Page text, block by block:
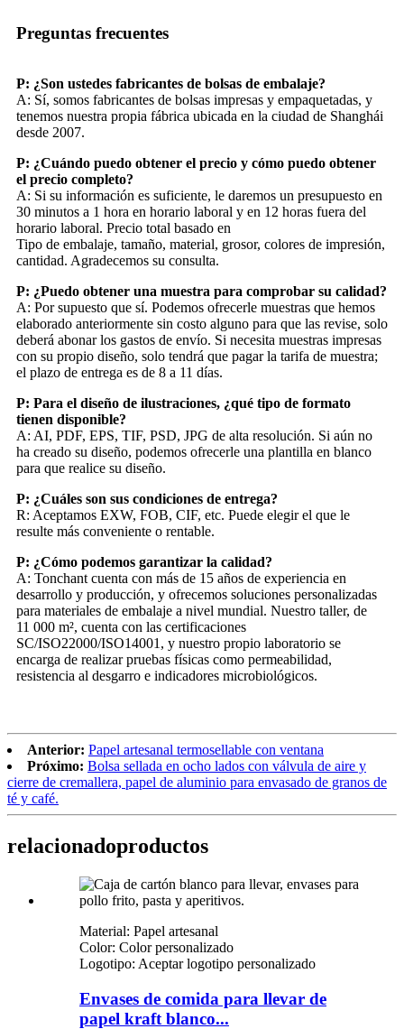
Preguntas frecuentes
P: ¿Son ustedes fabricantes de bolsas de embalaje?
A: Sí, somos fabricantes de bolsas impresas y empaquetadas, y
tenemos nuestra propia fábrica ubicada en la ciudad de Shanghái
desde 2007.
P: ¿Cuándo puedo obtener el precio y cómo puedo obtener
el precio completo?
A: Si su información es suficiente, le daremos un presupuesto en
30 minutos a 1 hora en horario laboral y en 12 horas fuera del
horario laboral. Precio total basado en
Tipo de embalaje, tamaño, material, grosor, colores de impresión,
cantidad. Agradecemos su consulta.
P: ¿Puedo obtener una muestra para comprobar su calidad?
A: Por supuesto que sí. Podemos ofrecerle muestras que hemos
elaborado anteriormente sin costo alguno para que las revise, solo
deberá abonar los gastos de envío. Si necesita muestras impresas
con su propio diseño, solo tendrá que pagar la tarifa de muestra;
el plazo de entrega es de 8 a 11 días.
P: Para el diseño de ilustraciones, ¿qué tipo de formato
tienen disponible?
A: AI, PDF, EPS, TIF, PSD, JPG de alta resolución. Si aún no
ha creado su diseño, podemos ofrecerle una plantilla en blanco
para que realice su diseño.
P: ¿Cuáles son sus condiciones de entrega?
R: Aceptamos EXW, FOB, CIF, etc. Puede elegir el que le
resulte más conveniente o rentable.
P: ¿Cómo podemos garantizar la calidad?
A: Tonchant cuenta con más de 15 años de experiencia en
desarrollo y producción, y ofrecemos soluciones personalizadas
para materiales de embalaje a nivel mundial. Nuestro taller, de
11 000 m², cuenta con las certificaciones
SC/ISO22000/ISO14001, y nuestro propio laboratorio se
encarga de realizar pruebas físicas como permeabilidad,
resistencia al desgarro e indicadores microbiológicos.
Anterior: Papel artesanal termosellable con ventana
Próximo: Bolsa sellada en ocho lados con válvula de aire y
cierre de cremallera, papel de aluminio para envasado de granos de
té y café.
relacionadoproductos
Material: Papel artesanal
Color: Color personalizado
Logotipo: Aceptar logotipo personalizado
Envases de comida para llevar de
papel kraft blanco...